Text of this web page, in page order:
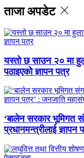
ताजा अपडेट
यस्तो छ साउन २० मा
पठाइएको ज्ञापन पत्र
‘बालेन सरकार भूमिगत
प्रधानमन्त्रीलाई